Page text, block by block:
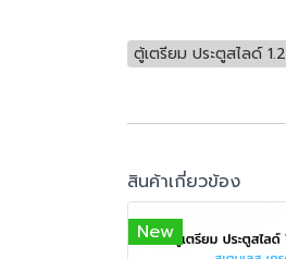
ตู้เตรียม ประตูสไลด์
สินค้าเกี่ยวข้อง
New